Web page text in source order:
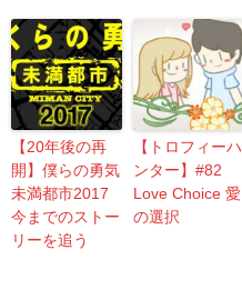
【20年後の再
開】僕らの勇気
未満都市2017
今までのストー
リーを追う
【トロフィーハ
ンター】#82
Love Choice 愛
の選択